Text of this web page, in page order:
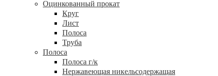
Оцинкованный прокат
Круг
Лист
Полоса
Труба
Полоса
Полоса г/к
Нержавеющая никельсодержащая